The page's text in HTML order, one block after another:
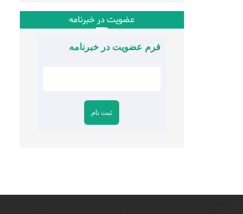
عضویت در خبرنامه
فرم عضویت در خبرنامه